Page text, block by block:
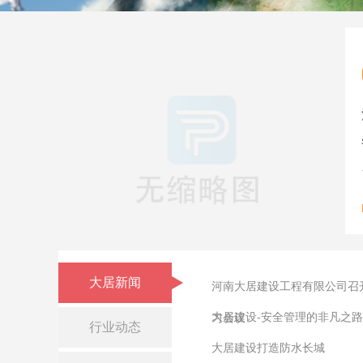
大居新闻
行业动态
河南大居建设工程有限公司召
习会议
大居建设-安全管理的非凡之路
大居建设打造防水长城